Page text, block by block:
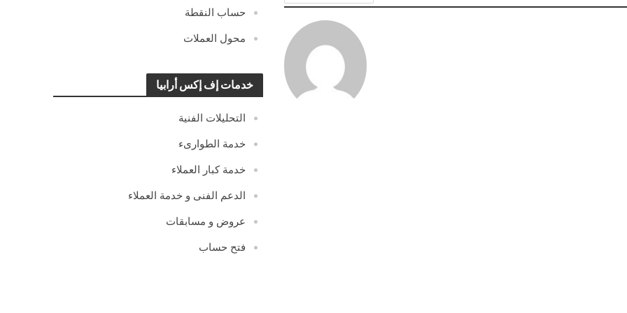
حساب النقطة
محول العملات
خدمات إف إكس أرابيا
التحليلات الفنية
خدمة الطوارىء
خدمة كبار العملاء
الدعم الفنى و خدمة العملاء
عروض و مسابقات
فتح حساب